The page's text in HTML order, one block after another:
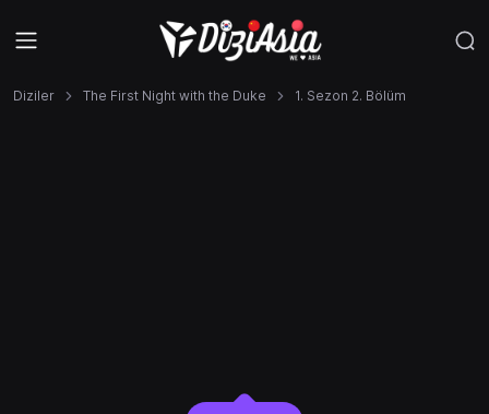
Diziler The First Night with the Duke 1. Sezon 2. Bölüm